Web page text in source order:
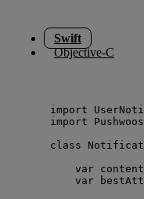
Swift
Objective-C
import
import
class
var
var